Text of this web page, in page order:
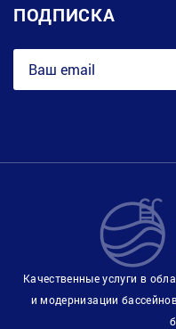
ПОДПИСКА
Качественные услуги в
и модернизации